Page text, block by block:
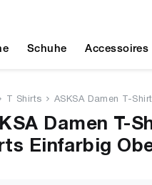
Schuhe Accessoires
T Shirts ASKSA Damen T-
Damen T-
Einfarbig